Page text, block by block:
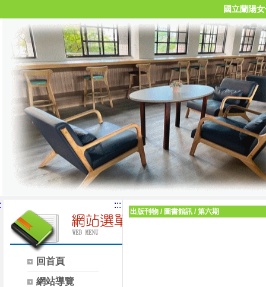
國立蘭陽
回首頁
網站導覽
:::
出版刊物 / 圖書館訊 /第六期